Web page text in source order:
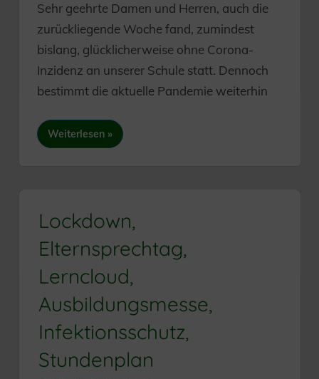
Sehr geehrte Damen und Herren, auch die
zurückliegende Woche fand, zumindest
bislang, glücklicherweise ohne Corona-
Inzidenz an unserer Schule statt. Dennoch
bestimmt die aktuelle Pandemie weiterhin
Weiterlesen
Lockdown,
Elternsprechtag,
Lerncloud,
Ausbildungsmesse,
Infektionsschutz,
Stundenplan